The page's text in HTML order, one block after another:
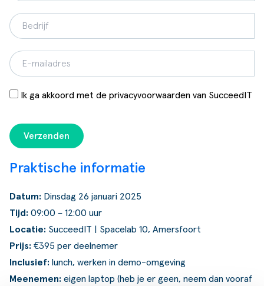
Praktische informatie
Datum: Dinsdag 26 januari 2025
Tijd: 09:00 – 12:00 uur
Locatie: SucceedIT | Spacelab 10, Amersfoort
Prijs: €395 per deelnemer
Inclusief: lunch, werken in demo-omgeving
Meenemen: eigen laptop (heb je er geen, neem dan vooraf
Ik ga akkoord met de privacyvoorwaarden van SucceedIT
Verzenden